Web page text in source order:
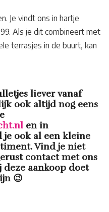
Je vindt ons in hartje
Als je dit combineert met
terrasjes in de buurt, kan
liever vanaf
ook altijd nog eens
en in
je ook al een kleine
Vind je niet
contact met ons
deze aankoop doet
😉